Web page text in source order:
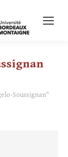
Soussignan"